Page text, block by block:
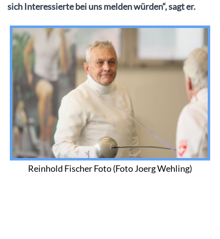
sich Interessierte bei uns melden würden“, sagt er.
Reinhold Fischer Foto (Foto Joerg Wehling)